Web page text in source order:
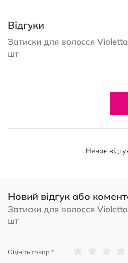
Відгуки
Затиски для волосся
шт
Немає
Новий відгук або
Затиски для волосся
шт
Оцініть товар